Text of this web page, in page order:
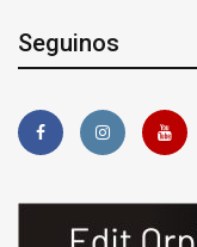
Seguinos